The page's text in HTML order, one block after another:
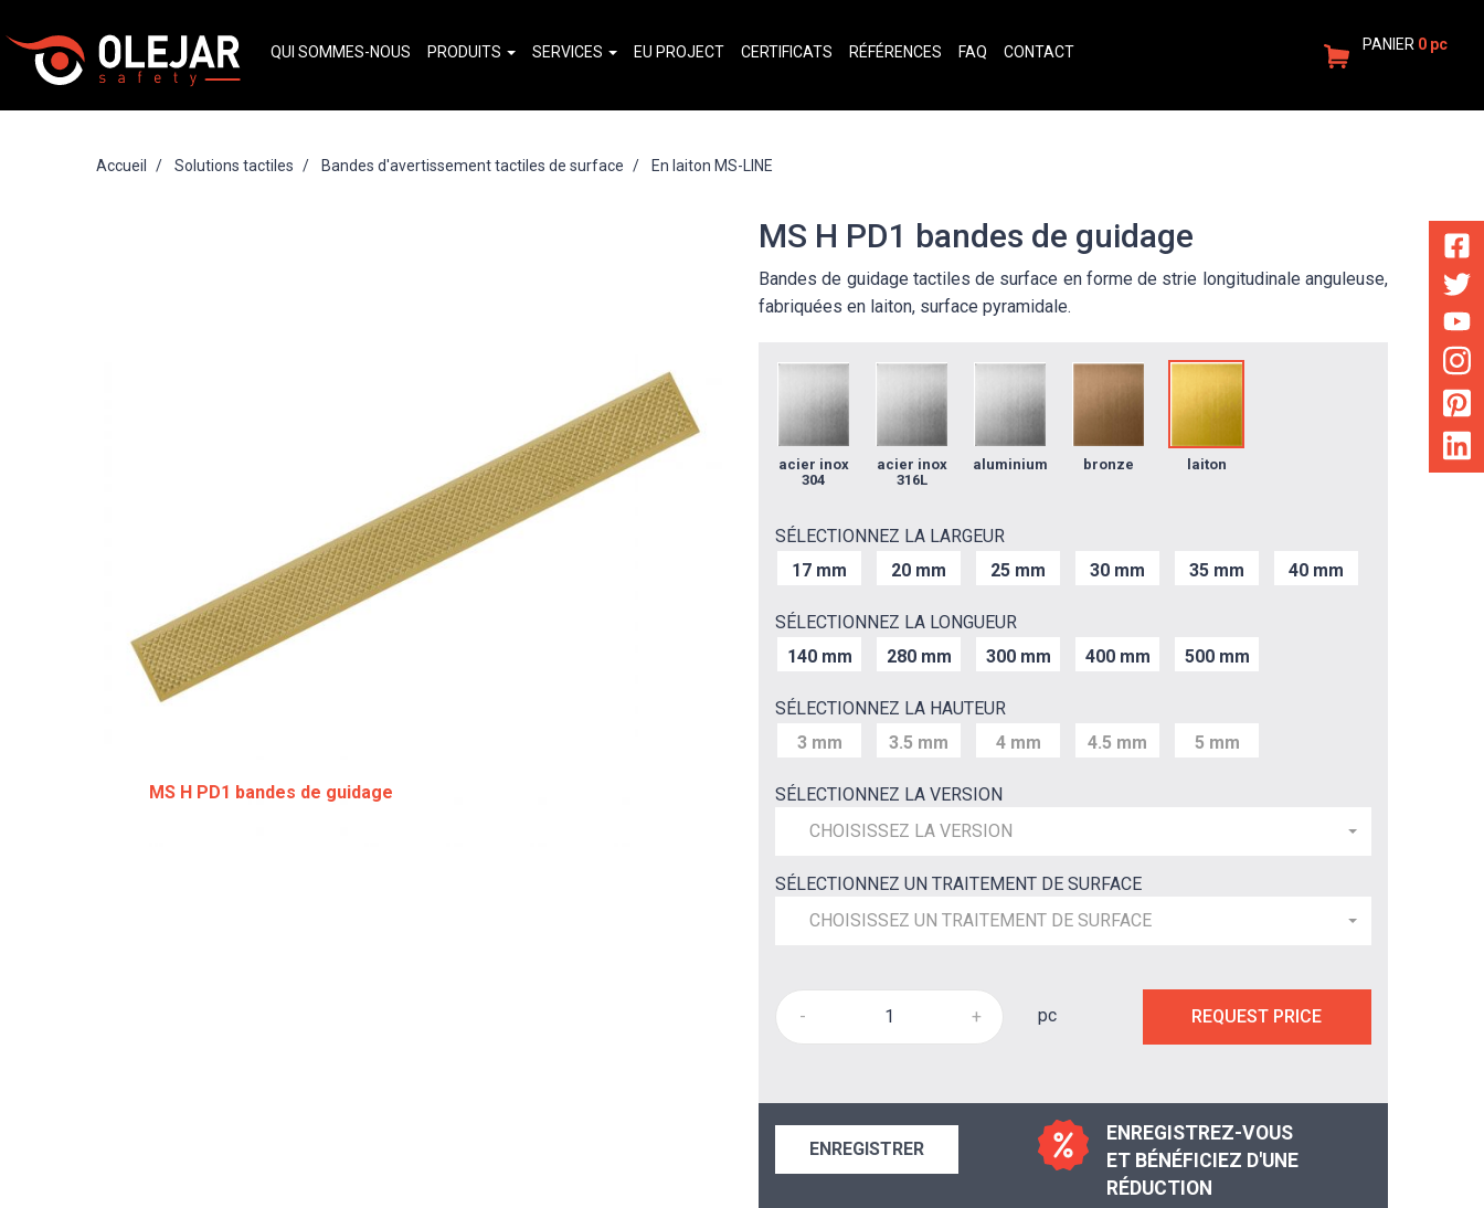
Accueil Solutions tactiles Bandes d'avertissement tactiles de surface En laiton MS-LINE
MS H PD1 bandes de guidage
MS H PD1 bandes de guidage
Bandes de guidage tactiles de surface en forme de strie longitudinale anguleuse,
fabriquées en laiton, surface pyramidale.
acier inox
304
acier inox
316L
aluminium bronze laiton
SÉLECTIONNEZ LA LARGEUR
17 mm
20 mm 25 mm 30 mm 35 mm 40 mm
SÉLECTIONNEZ LA LONGUEUR
140 mm
280 mm 300 mm 400 mm 500 mm
SÉLECTIONNEZ LA HAUTEUR
3 mm
3.5 mm 4 mm 4.5 mm 5 mm
SÉLECTIONNEZ LA VERSION
CHOISISSEZ LA VERSION
SÉLECTIONNEZ UN TRAITEMENT DE SURFACE
CHOISISSEZ UN TRAITEMENT DE SURFACE
- + pc REQUEST PRICE
ENREGISTRER
ENREGISTREZ-VOUS
ET BÉNÉFICIEZ D'UNE
RÉDUCTION
QUI SOMMES-NOUS PRODUITS SERVICES EU PROJECT CERTIFICATS RÉFÉRENCES FAQ CONTACT PANIER 0 pc